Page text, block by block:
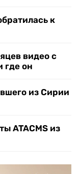
к
видео с
где он
из Сирии
ATACMS из